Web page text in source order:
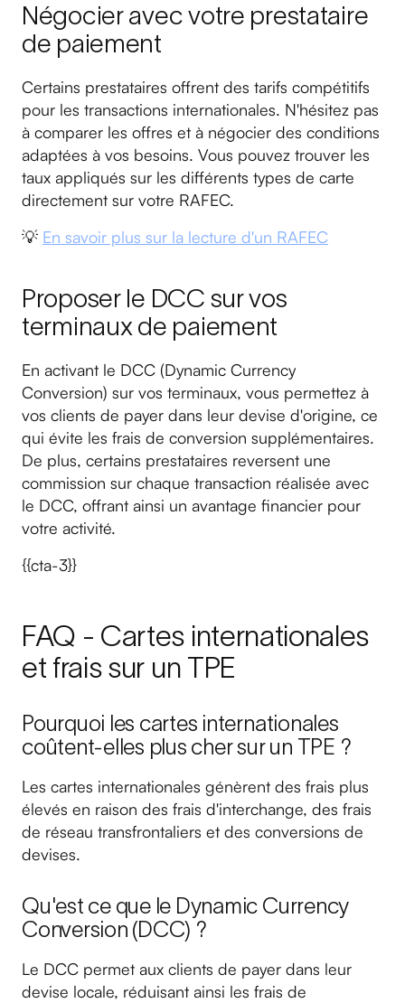
Négocier avec votre prestataire
de paiement
Certains prestataires offrent des tarifs compétitifs
pour les transactions internationales. N'hésitez pas
à comparer les offres et à négocier des conditions
adaptées à vos besoins. Vous pouvez trouver les
taux appliqués sur les différents types de carte
directement sur votre RAFEC.
💡 En savoir plus sur la lecture d'un RAFEC
Proposer le DCC sur vos
terminaux de paiement
En activant le DCC (Dynamic Currency
Conversion) sur vos terminaux, vous permettez à
vos clients de payer dans leur devise d'origine, ce
qui évite les frais de conversion supplémentaires.
De plus, certains prestataires reversent une
commission sur chaque transaction réalisée avec
le DCC, offrant ainsi un avantage financier pour
votre activité.
{{cta-3}}
FAQ - Cartes internationales
et frais sur un TPE
Pourquoi les cartes internationales
coûtent-elles plus cher sur un TPE ?
Les cartes internationales génèrent des frais plus
élevés en raison des frais d'interchange, des frais
de réseau transfrontaliers et des conversions de
devises.
Qu'est ce que le Dynamic Currency
Conversion (DCC) ?
Le DCC permet aux clients de payer dans leur
devise locale, réduisant ainsi les frais de